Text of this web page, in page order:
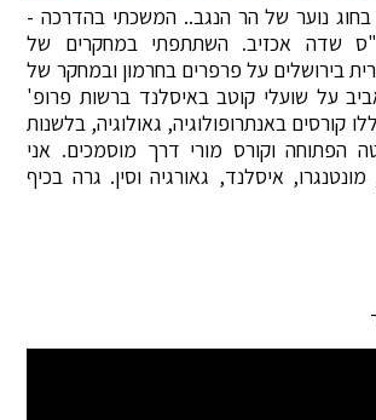
נוער של הר הנגב.. המשכתי בהדרכה -
שדה אכזיב. השתתפתי במחקרים של
בירושלים על פרפרים בחרמון ובמחקר של
על שועלי קוטב באיסלנד ברשות פרופ'
קורסים באנתרופולוגיה, גאולוגיה, בלשנות
הפתוחה וקורס מורי דרך מוסמכים. אני
איסלנד, גאורגיה וסין. גרה בכיף